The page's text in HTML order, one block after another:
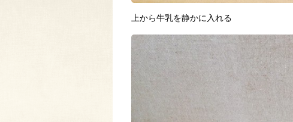
上から牛乳を静かに入れる